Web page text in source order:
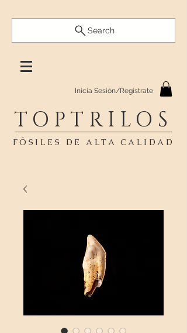
Search
Inicia Sesión/Regístrate
TOPTRILOS
FÓSILES DE ALTA CALIDAD